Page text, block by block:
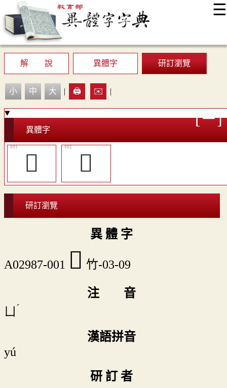
☰
最新消息
顯示模式
網站導覽
解 說
異體字 研訂瀏覽
小 中 大 | 🖨️ ✉️ |
異體字
𥫡 󴐿
研訂瀏覽
異 體 字
A02987-001 𥫡 竹-03-09
注 音
ㄩ ˊ
漢語拼音
yú
研 訂 者